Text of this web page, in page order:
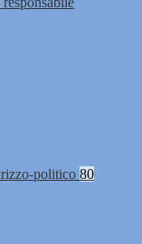
politico 80